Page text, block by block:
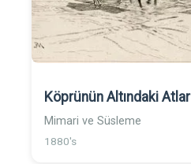
Köprünün Altındaki Atlar
Mimari ve Süsleme
1880's